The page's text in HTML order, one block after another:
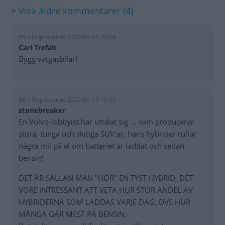
+ Visa äldre kommentarer (4)
#5 • Uppdaterat: 2020-05-15 14:26
Carl Trefalt
Bygg vätgasbilar!
#6 • Uppdaterat: 2020-05-15 15:15
stonebreaker
En Volvo-lobbyist har uttalat sig ... som producerar
stora, tunga och skitiga SUV:ar, hans hybrider rullar
några mil på el om batteriet är laddat och sedan
bensin!
DET ÄR SÄLLAN MAN "HÖR" EN TYST HYBRID, DET
VORE INTRESSANT ATT VETA HUR STOR ANDEL AV
HYBRIDERNA SOM LADDAS VARJE DAG, DVS HUR
MÅNGA GÅR MEST PÅ BENSIN.